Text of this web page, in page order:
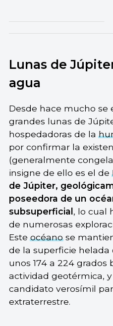
Lunas de
agua
Desde hace mucho se
grandes lunas de
hospedadoras de la
por confirmar la
(generalmente
insigne de ello es el de
de Júpiter,
poseedora de un
subsuperficial , lo cual
de numerosas
Esteocéanose
de la superficie helada
unos 174 a 224 grados
actividad geotérmica,
candidato verosímil
extraterrestre.